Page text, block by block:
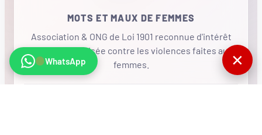
MOTS ET MAUX DE FEMMES
Association & ONG de Loi 1901 reconnue d'intérêt
général, mobilisée contre les violences faites aux
femmes.
WhatsApp ✕